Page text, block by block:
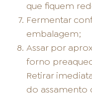
que fiquem
Fermentar
embalagem;
Assar por
forno
Retirar
do assamento